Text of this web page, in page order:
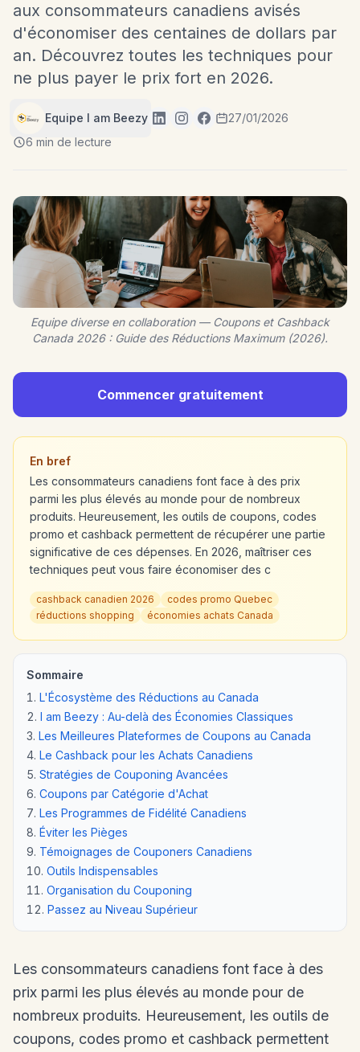
aux consommateurs canadiens avisés
d'économiser des centaines de dollars par
an. Découvrez toutes les techniques pour
ne plus payer le prix fort en 2026.
Equipe I am Beezy
27/01/2026
6 min de lecture
Equipe diverse en collaboration — Coupons et Cashback
Canada 2026 : Guide des Réductions Maximum (2026).
Commencer gratuitement
En bref
Les consommateurs canadiens font face à des prix
parmi les plus élevés au monde pour de nombreux
produits. Heureusement, les outils de coupons, codes
promo et cashback permettent de récupérer une partie
significative de ces dépenses. En 2026, maîtriser ces
techniques peut vous faire économiser des c
cashback canadien 2026
codes promo Quebec
réductions shopping
économies achats Canada
Sommaire
L'Écosystème des Réductions au Canada
I am Beezy : Au-delà des Économies Classiques
Les Meilleures Plateformes de Coupons au Canada
Le Cashback pour les Achats Canadiens
Stratégies de Couponing Avancées
Coupons par Catégorie d'Achat
Les Programmes de Fidélité Canadiens
Éviter les Pièges
Témoignages de Couponers Canadiens
Outils Indispensables
Organisation du Couponing
Passez au Niveau Supérieur
Les consommateurs canadiens font face à des
prix parmi les plus élevés au monde pour de
nombreux produits. Heureusement, les outils de
coupons, codes promo et cashback permettent